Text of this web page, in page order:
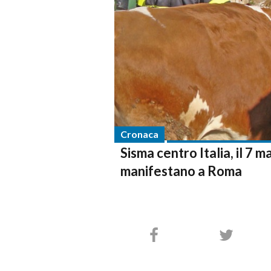
Cronaca
Sisma centro Italia, il 7
manifestano a Roma